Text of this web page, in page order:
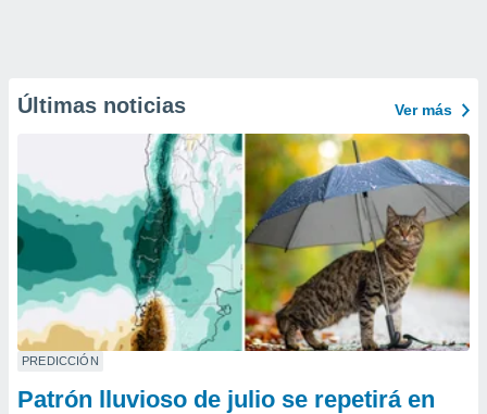
Últimas noticias Ver más
PREDICCIÓN
Patrón lluvioso de julio se repetirá en